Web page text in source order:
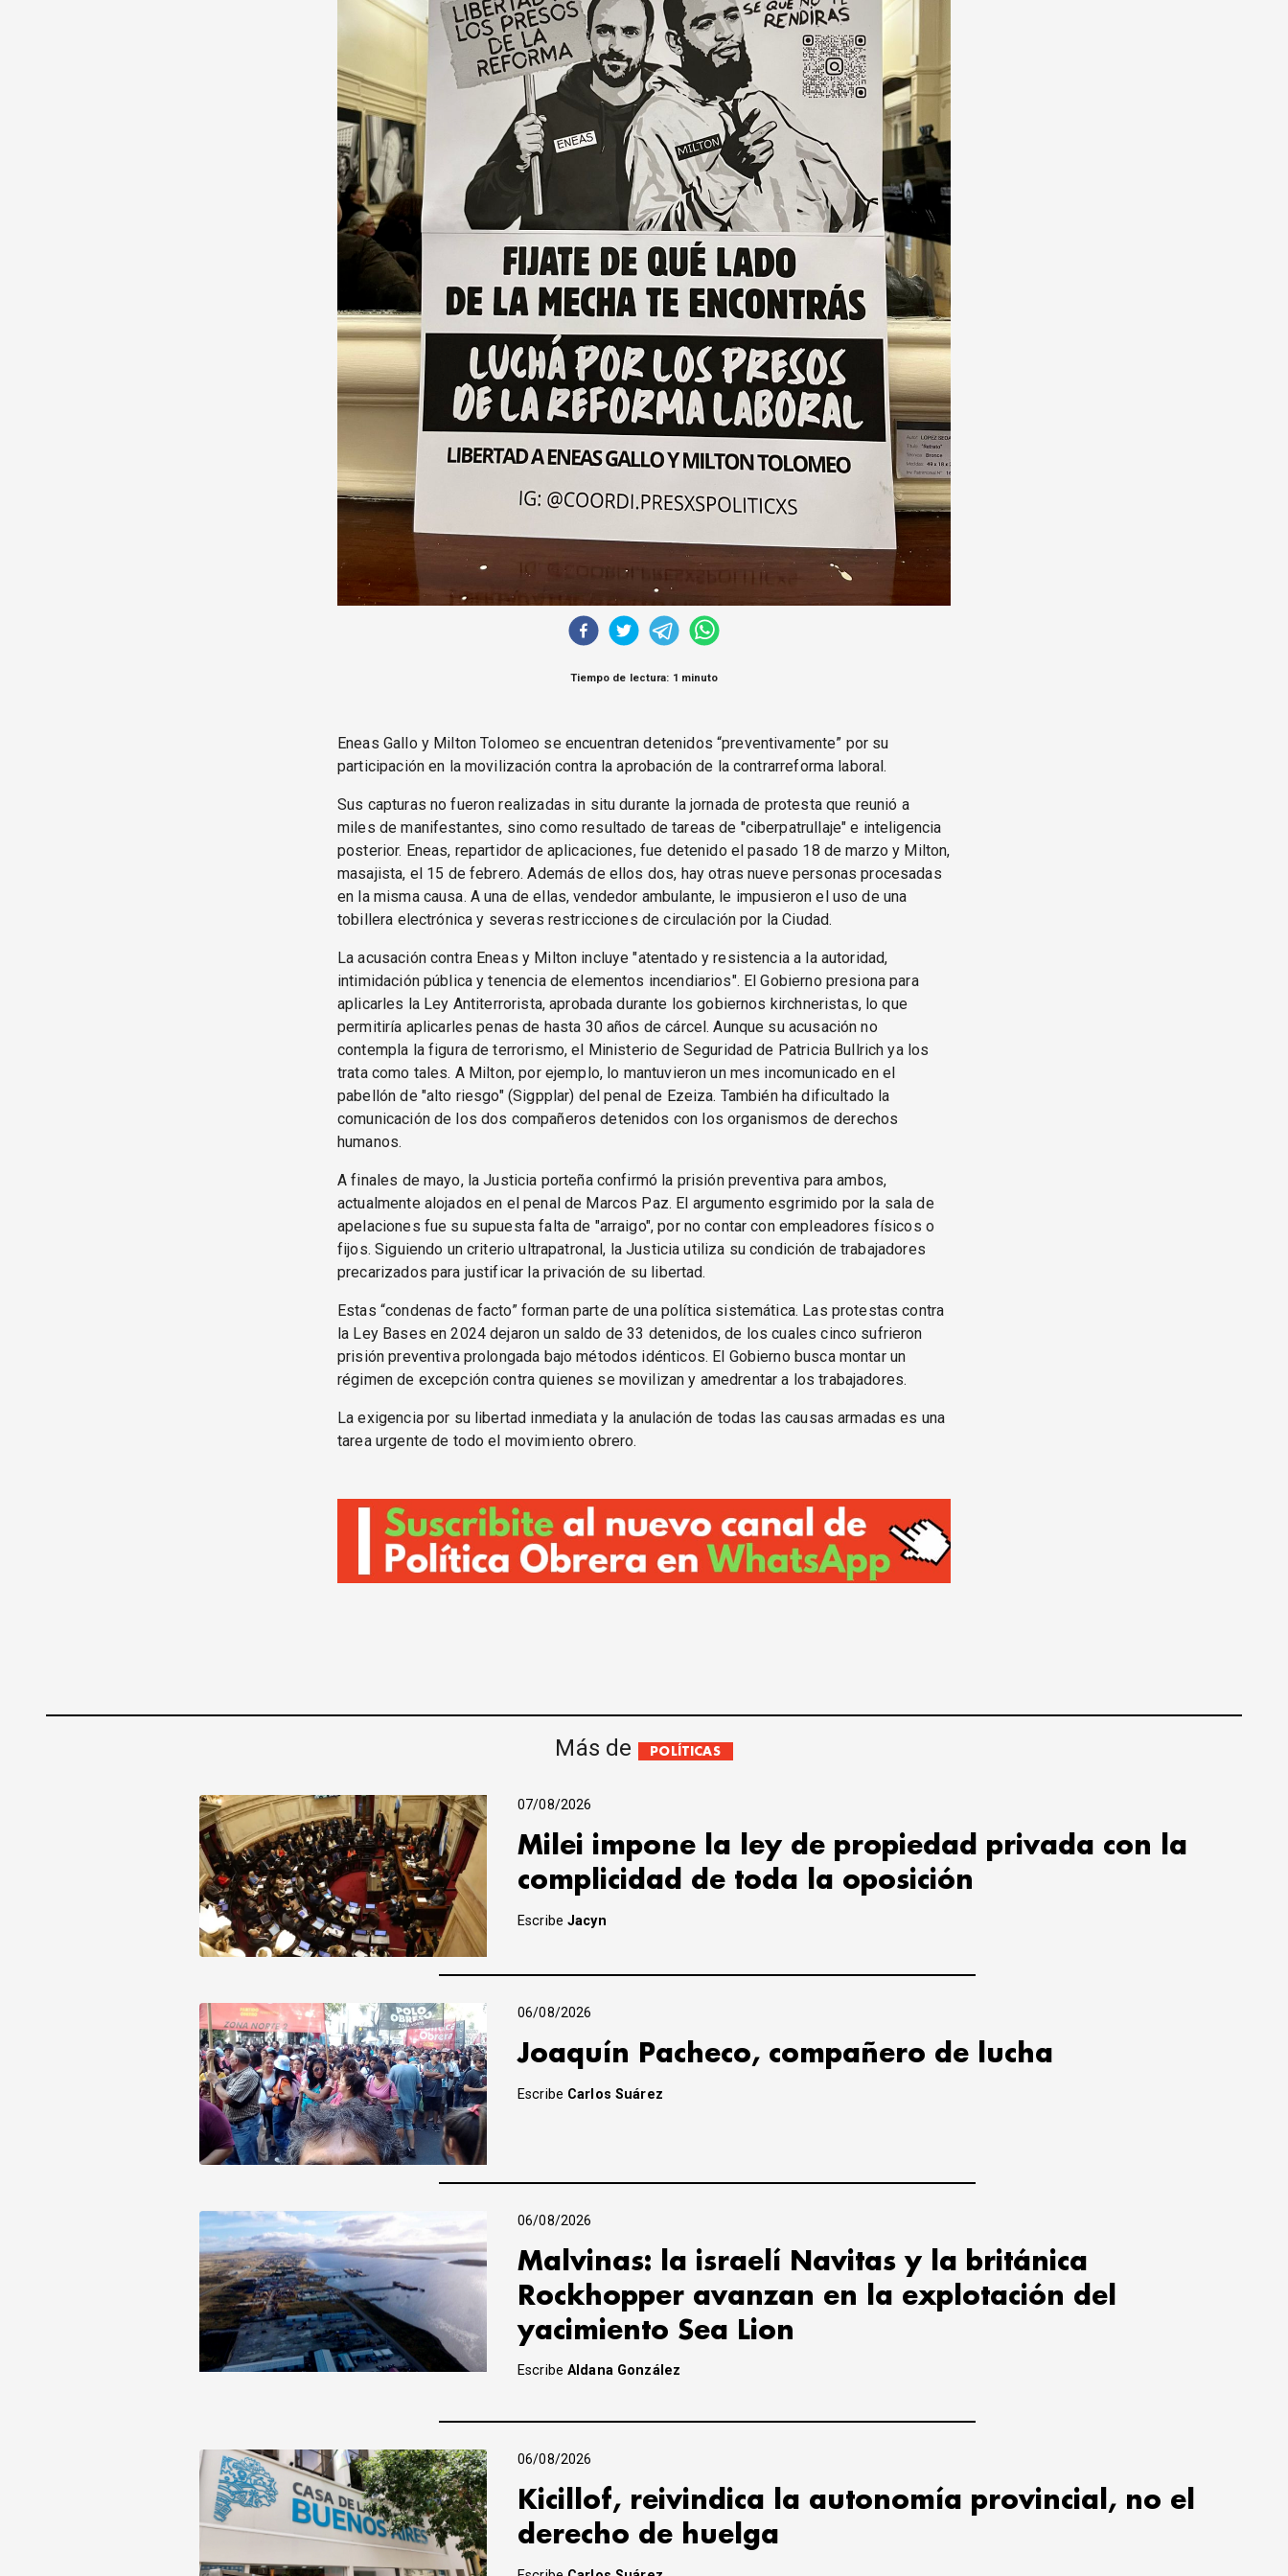
Tiempo de lectura: 1 minuto
Eneas Gallo y Milton Tolomeo se encuentran detenidos “preventivamente” por su
participación en la movilización contra la aprobación de la contrarreforma laboral.
Sus capturas no fueron realizadas in situ durante la jornada de protesta que reunió a
miles de manifestantes, sino como resultado de tareas de "ciberpatrullaje" e inteligencia
posterior. Eneas, repartidor de aplicaciones, fue detenido el pasado 18 de marzo y Milton,
masajista, el 15 de febrero. Además de ellos dos, hay otras nueve personas procesadas
en la misma causa. A una de ellas, vendedor ambulante, le impusieron el uso de una
tobillera electrónica y severas restricciones de circulación por la Ciudad.
La acusación contra Eneas y Milton incluye "atentado y resistencia a la autoridad,
intimidación pública y tenencia de elementos incendiarios". El Gobierno presiona para
aplicarles la Ley Antiterrorista, aprobada durante los gobiernos kirchneristas, lo que
permitiría aplicarles penas de hasta 30 años de cárcel. Aunque su acusación no
contempla la figura de terrorismo, el Ministerio de Seguridad de Patricia Bullrich ya los
trata como tales. A Milton, por ejemplo, lo mantuvieron un mes incomunicado en el
pabellón de "alto riesgo" (Sigpplar) del penal de Ezeiza. También ha dificultado la
comunicación de los dos compañeros detenidos con los organismos de derechos
humanos.
A finales de mayo, la Justicia porteña confirmó la prisión preventiva para ambos,
actualmente alojados en el penal de Marcos Paz. El argumento esgrimido por la sala de
apelaciones fue su supuesta falta de "arraigo", por no contar con empleadores físicos o
fijos. Siguiendo un criterio ultrapatronal, la Justicia utiliza su condición de trabajadores
precarizados para justificar la privación de su libertad.
Estas “condenas de facto” forman parte de una política sistemática. Las protestas contra
la Ley Bases en 2024 dejaron un saldo de 33 detenidos, de los cuales cinco sufrieron
prisión preventiva prolongada bajo métodos idénticos. El Gobierno busca montar un
régimen de excepción contra quienes se movilizan y amedrentar a los trabajadores.
La exigencia por su libertad inmediata y la anulación de todas las causas armadas es una
tarea urgente de todo el movimiento obrero.
Más de POLÍTICAS
07/08/2026
Milei impone la ley de propiedad privada con la
complicidad de toda la oposición
EscribeJacyn
06/08/2026
Joaquín Pacheco, compañero de lucha
Escribe Carlos Suárez
06/08/2026
Malvinas: la israelí Navitas y la británica
Rockhopper avanzan en la explotación del
yacimiento Sea Lion
EscribeAldana González
06/08/2026
Kicillof, reivindica la autonomía provincial, no el
derecho de huelga